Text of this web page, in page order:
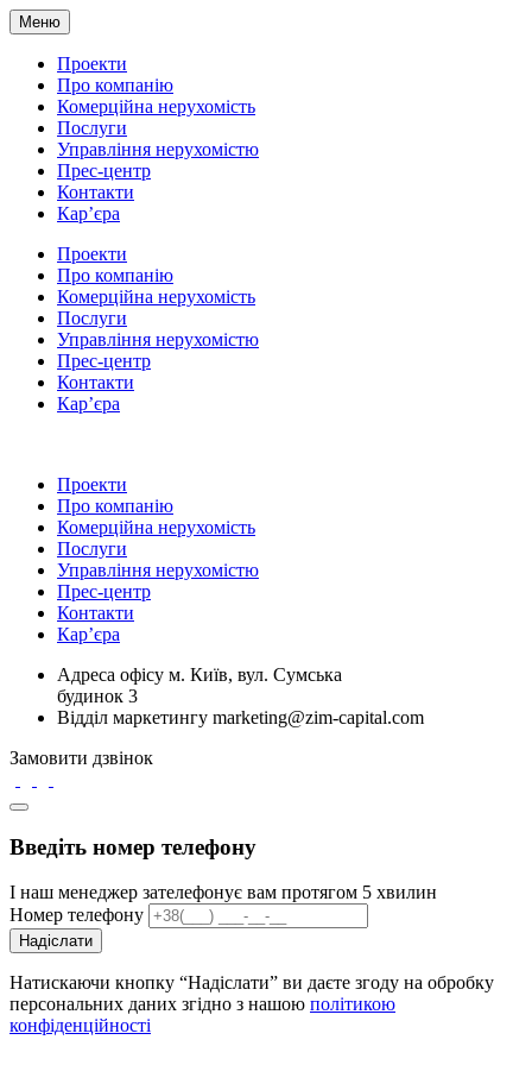
Меню
Проекти
Про компанію
Комерційна нерухомість
Послуги
Управління нерухомістю
Прес-центр
Контакти
Кар’єра
Проекти
Про компанію
Комерційна нерухомість
Послуги
Управління нерухомістю
Прес-центр
Контакти
Кар’єра
Проекти
Про компанію
Комерційна нерухомість
Послуги
Управління нерухомістю
Прес-центр
Контакти
Кар’єра
Адреса офісу м. Київ, вул. Сумська
будинок 3
Відділ маркетингу marketing@zim-capital.com
Замовити дзвінок
Введіть номер телефону
І наш менеджер зателефонує вам протягом 5 хвилин
Номер телефону
Надіслати
Натискаючи кнопку “Надіслати” ви даєте згоду на обробку
персональних даних згідно з нашою політикою
конфіденційності